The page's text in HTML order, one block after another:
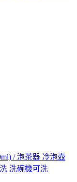
/ 泡茶器 冷泡壺
洗碗機可洗